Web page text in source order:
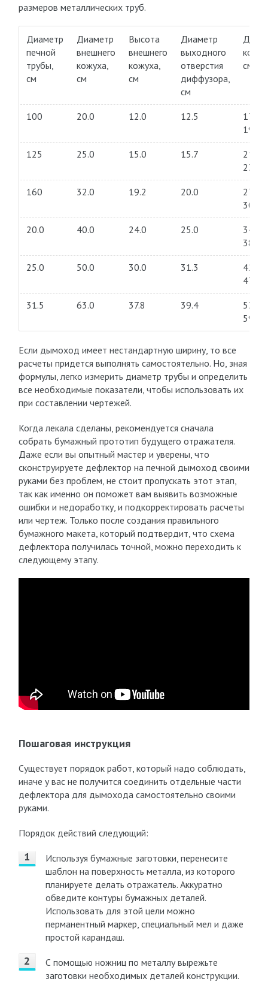
размеров металлических труб.
Диаметр
печной
трубы,
см
Диаметр
внешнего
кожуха,
см
Высота
внешнего
кожуха,
см
Диаметр
выходного
отверстия
диффузора,
см
см
100 20.0 12.0 12.5
17.0…
19.0
125 25.0 15.0 15.7
21.2…
23.8
160 32.0 19.2 20.0
27.2…
30.4
20.0 40.0 24.0 25.0
34.0…
38.0
25.0 50.0 30.0 31.3
42.5…
47.5
31.5 63.0 37.8 39.4
53.6–
59.9
Если дымоход имеет нестандартную ширину, то все
расчеты придется выполнять самостоятельно. Но, зная
формулы, легко измерить диаметр трубы и определить
все необходимые показатели, чтобы использовать их
при составлении чертежей.
Когда лекала сделаны, рекомендуется сначала
собрать бумажный прототип будущего отражателя.
Даже если вы опытный мастер и уверены, что
сконструируете дефлектор на печной дымоход своими
руками без проблем, не стоит пропускать этот этап,
так как именно он поможет вам выявить возможные
ошибки и недоработку, и подкорректировать расчеты
или чертеж. Только после создания правильного
бумажного макета, который подтвердит, что схема
дефлектора получилась точной, можно переходить к
следующему этапу.
Пошаговая инструкция
Существует порядок работ, который надо соблюдать,
иначе у вас не получится соединить отдельные части
дефлектора для дымохода самостоятельно своими
руками.
Порядок действий следующий:
Используя бумажные заготовки, перенесите
шаблон на поверхность металла, из которого
планируете делать отражатель. Аккуратно
обведите контуры бумажных деталей.
Использовать для этой цели можно
перманентный маркер, специальный мел и даже
простой карандаш.
С помощью ножниц по металлу вырежьте
заготовки необходимых деталей конструкции.